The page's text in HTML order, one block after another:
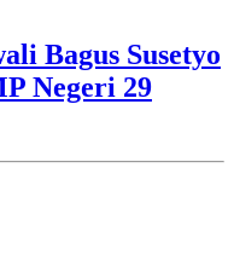
Bagus Susetyo
Negeri 29